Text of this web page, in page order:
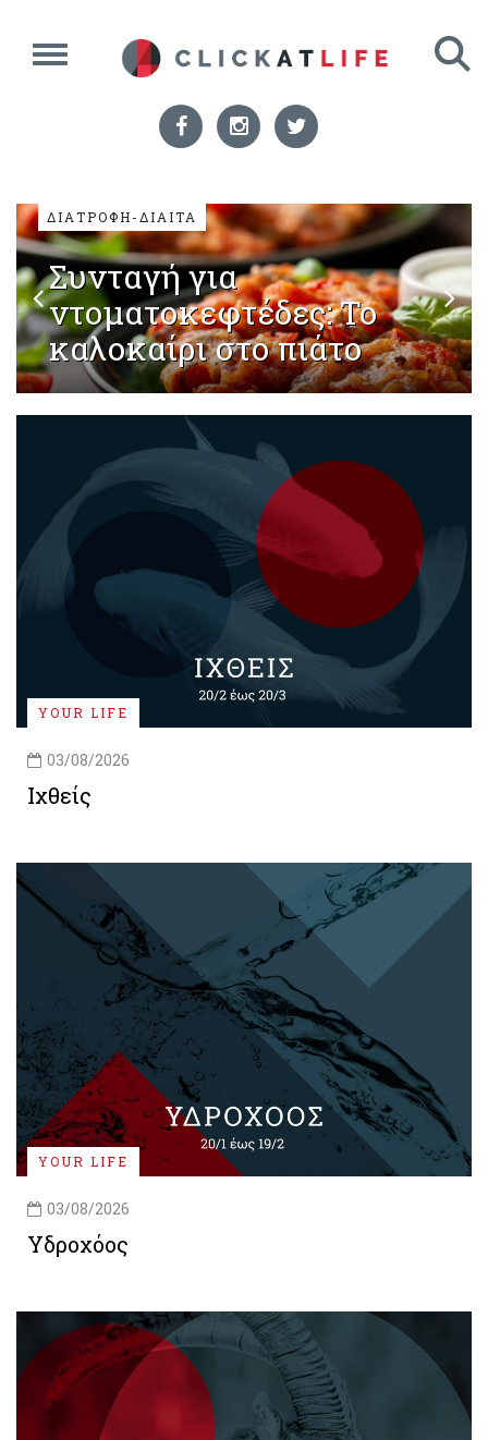
ΔΙΑΤΡΟΦΗ-ΔΙΑΙΤΑ
Συνταγή για
ντοματοκεφτέδες: Το
καλοκαίρι στο πιάτο
YOUR LIFE
03/08/2026
Ιχθείς
YOUR LIFE
03/08/2026
Υδροχόος